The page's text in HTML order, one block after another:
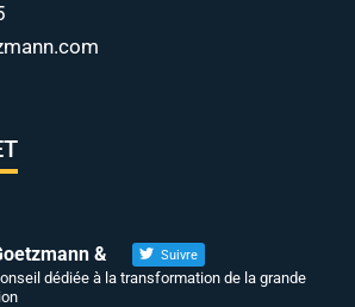
& Suivre
dédiée à la transformation de la grande